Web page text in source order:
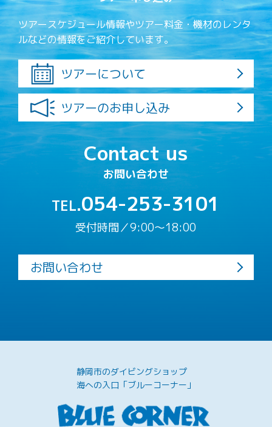
ツアースケジュール情報やツアー料金・機材のレンタ
ルなどの情報をご紹介しています。
ツアーについて
ツアーのお申し込み
Contact us
お問い合わせ
TEL.054-253-3101
受付時間／9:00〜18:00
お問い合わせ
静岡市のダイビングショップ
海への入口「ブルーコーナー」